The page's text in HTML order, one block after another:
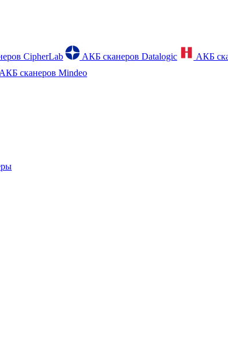
CipherLab АКБ сканеров Datalogic АКБ
АКБ сканеров Mindeo